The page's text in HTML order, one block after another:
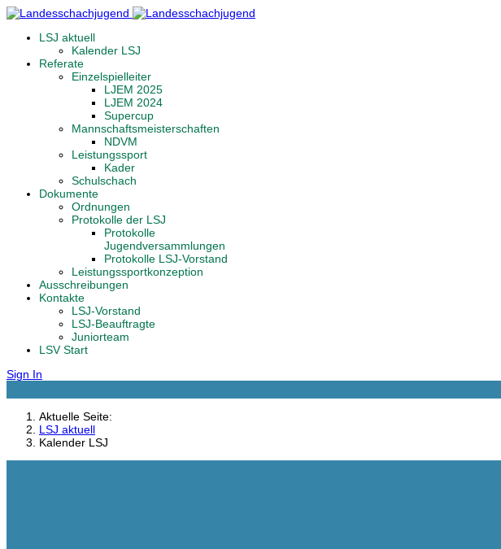
LSJ aktuell
Kalender LSJ
Referate
Einzelspielleiter
LJEM 2025
LJEM 2024
Supercup
Mannschaftsmeisterschaften
NDVM
Leistungssport
Kader
Schulschach
Dokumente
Ordnungen
Protokolle der LSJ
Protokolle
Jugendversammlungen
Protokolle LSJ-Vorstand
Leistungssportkonzeption
Ausschreibungen
Kontakte
LSJ-Vorstand
LSJ-Beauftragte
Juniorteam
LSV Start
Sign In
Aktuelle Seite:
LSJ aktuell
Kalender LSJ